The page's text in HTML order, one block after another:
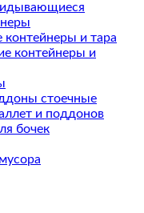
контейнеры и тара
контейнеры и
стоечные
и поддонов
бочек